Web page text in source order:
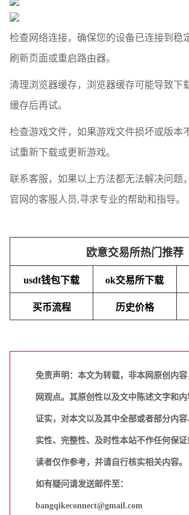
检查网络连接，确保您的设备已连接到稳
刷新页面或重启路由器。
清理浏览器缓存，浏览器缓存可能导致下
缓存后再试。
检查游戏文件，如果游戏文件损坏或版本
试重新下载或更新游戏。
联系客服，如果以上方法都无法解决问题
官网的客服人员,寻求专业的帮助和指导。
欧意交易所热门推荐
usdt钱包下载 ok交易所下载
买币流程 历史价格
免责声明：本文为转载，非本网原创内
网观点。其原创性以及文中陈述文字和
证实，对本文以及其中全部或者部分内
实性、完整性、及时性本站不作任何保
读者仅作参考，并请自行核实相关内容。
如有疑问请发送邮件至：
bangqikeconnect@gmail.com